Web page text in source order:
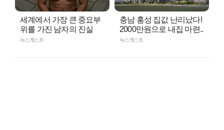
세계에서 가장 큰 중요부
위를 가진 남자의 진실
뉴스캐스트
충남 홍성 집값 난리났다!
2000만원으로 내집 마련..
뉴스캐스트